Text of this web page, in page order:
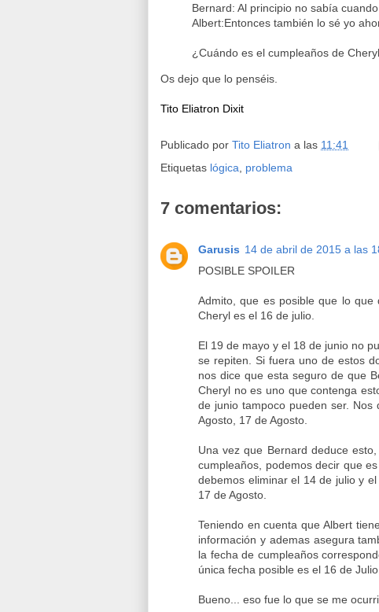
Bernard: Al principio no sabía
Albert:Entonces también lo sé yo
¿Cuándo es el cumpleaños de
Os dejo que lo penséis.
Tito Eliatron Dixit
Publicado por Tito Eliatron a las 11:41
Etiquetas lógica problema
7 comentarios:
Garusis 14 de abril de 2015 a las
POSIBLE SPOILER
Admito, que es posible que lo
Cheryl es el 16 de julio.
El 19 de mayo y el 18 de junio no
se repiten. Si fuera uno de estos
nos dice que esta seguro de que
Cheryl no es uno que contenga
de junio tampoco pueden ser.
Agosto, 17 de Agosto.
Una vez que Bernard deduce
cumpleaños, podemos decir que
debemos eliminar el 14 de julio y
17 de Agosto.
Teniendo en cuenta que Albert
información y ademas asegura
la fecha de cumpleaños
única fecha posible es el 16 de Julio.
Bueno... eso fue lo que se me